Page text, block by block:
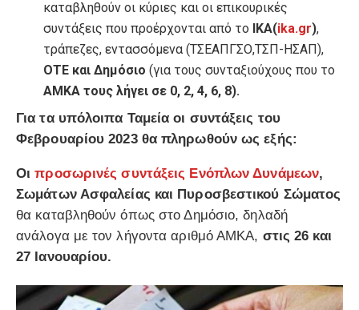
καταβληθούν οι κύριες και οι επικουρικές
συντάξεις που προέρχονται από το
ΙΚΑ(ika.gr),
τράπεζες, εντασσόμενα (ΤΣΕΑΠΓΣΟ,ΤΣΠ-ΗΣΑΠ),
ΟΤΕ και Δημόσιο (για τους συνταξιούχους που το
ΑΜΚΑ τους λήγει σε 0, 2, 4, 6, 8).
Για τα υπόλοιπα Ταμεία οι συντάξεις του
Φεβρουαρίου 2023 θα πληρωθούν ως εξής:
Οιπροσωρινές συντάξεις Ενόπλων Δυνάμεων,
Σωμάτων Ασφαλείας και Πυροσβεστικού Σώματος
θα καταβληθούν όπως στο Δημόσιο, δηλαδή
ανάλογα με τον λήγοντα αριθμό ΑΜΚΑ, στις 26 και
27 Ιανουαρίου.